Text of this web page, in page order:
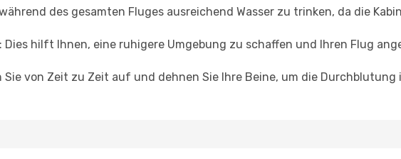
des gesamten Fluges ausreichend Wasser zu trinken, da die
: Dies hilft Ihnen, eine ruhigere Umgebung zu schaffen und Ihren Flug
Sie von Zeit zu Zeit auf und dehnen Sie Ihre Beine, um die Durchblutung